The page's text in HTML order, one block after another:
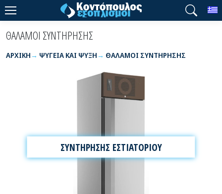
ΘΑΛΑΜΟΙ ΣΥΝΤΗΡΗΣΗΣ
ΑΡΧΙΚΉ ΨΥΓΕΙΑ ΚΑΙ ΨΥΞΗ ΘΑΛΑΜΟΙ ΣΥΝΤΗΡΗΣΗΣ
ΣΥΝΤΗΡΗΣΗΣ ΕΣΤΙΑΤΟΡΙΟΥ